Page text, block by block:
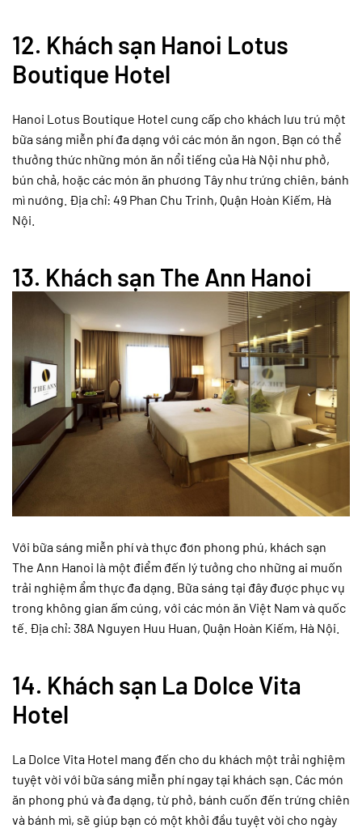
12. Khách sạn Hanoi Lotus
Boutique Hotel
Hanoi Lotus Boutique Hotel cung cấp cho khách lưu trú một
bữa sáng miễn phí đa dạng với các món ăn ngon. Bạn có thể
thưởng thức những món ăn nổi tiếng của Hà Nội như phở,
bún chả, hoặc các món ăn phương Tây như trứng chiên, bánh
mì nướng. Địa chỉ: 49 Phan Chu Trinh, Quận Hoàn Kiếm, Hà
Nội.
13. Khách sạn The Ann Hanoi
Với bữa sáng miễn phí và thực đơn phong phú, khách sạn
The Ann Hanoi là một điểm đến lý tưởng cho những ai muốn
trải nghiệm ẩm thực đa dạng. Bữa sáng tại đây được phục vụ
trong không gian ấm cúng, với các món ăn Việt Nam và quốc
tế. Địa chỉ: 38A Nguyen Huu Huan, Quận Hoàn Kiếm, Hà Nội.
14. Khách sạn La Dolce Vita
Hotel
La Dolce Vita Hotel mang đến cho du khách một trải nghiệm
tuyệt vời với bữa sáng miễn phí ngay tại khách sạn. Các món
ăn phong phú và đa dạng, từ phở, bánh cuốn đến trứng chiên
và bánh mì, sẽ giúp bạn có một khởi đầu tuyệt vời cho ngày